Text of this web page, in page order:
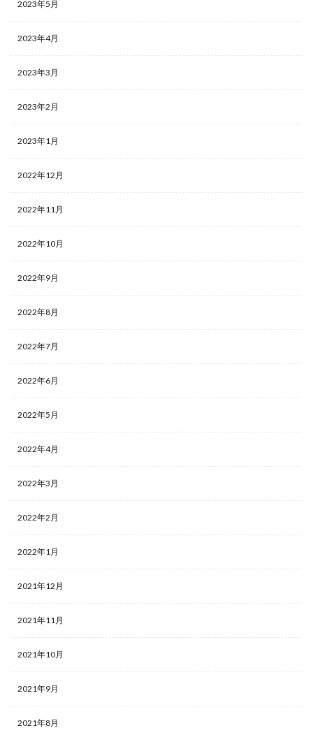
2023年5月
2023年4月
2023年3月
2023年2月
2023年1月
2022年12月
2022年11月
2022年10月
2022年9月
2022年8月
2022年7月
2022年6月
2022年5月
2022年4月
2022年3月
2022年2月
2022年1月
2021年12月
2021年11月
2021年10月
2021年9月
2021年8月